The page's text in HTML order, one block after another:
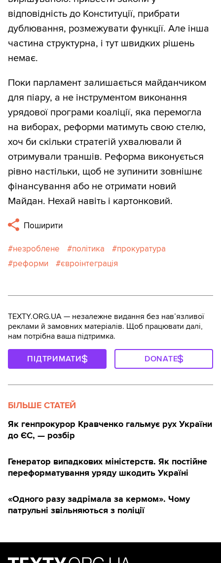
відповідність до Конституції, прибрати
дублювання, розмежувати функції. Але інша
частина структурна, і тут швидких рішень
немає.
Поки парламент залишається майданчиком
для піару, а не інструментом виконання
урядової програми коаліції, яка перемогла
на виборах, реформи матимуть свою стелю,
хоч би скільки стратегій ухвалювали й
отримували траншів. Реформа виконується
рівно настільки, щоб не зупинити зовнішнє
фінансування або не отримати новий
Майдан. Нехай навіть і картонковий. ​​​​​​​​​​​​​
Поширити
незроблене політика
прокуратура
реформи
євроінтеграція
TEXTY.ORG.UA — незалежне видання без навʼязливої
реклами й замовних матеріалів. Щоб працювати далі,
нам потрібна ваша підтримка.
ПІДТРИМАТИ DONATE
БІЛЬШЕ СТАТЕЙ
Як генпрокурор Кравченко гальмує рух України
до ЄС, — розбір
Генератор випадкових міністерств. Як постійне
переформатування уряду шкодить Україні
«Одного разу задрімала за кермом». Чому
патрульні звільняються з поліції